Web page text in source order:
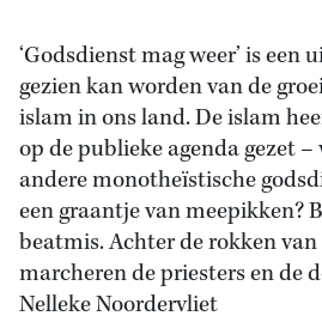
‘Godsdienst mag weer’ is een
gezien kan worden van de
islam in ons land. De islam
op de publieke agenda gezet
andere monotheïstische
een graantje van meepikken?
beatmis. Achter de rokken
marcheren de priesters en de
Nelleke Noordervliet